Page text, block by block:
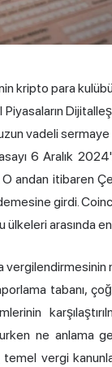
kripto para
vadeli
6 Aralık
andan itibaren
girdi.
arasında
tabanı,
ne anlama
temel vergi